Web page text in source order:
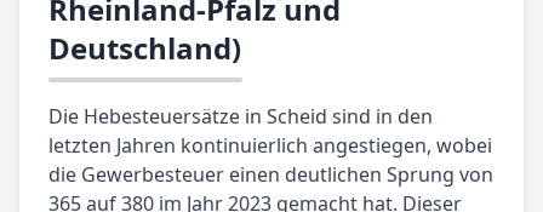
Rheinland-Pfalz und
Deutschland)
Die Hebesteuersätze in Scheid sind in den
letzten Jahren kontinuierlich angestiegen, wobei
die Gewerbesteuer einen deutlichen Sprung von
365 auf 380 im Jahr 2023 gemacht hat. Dieser